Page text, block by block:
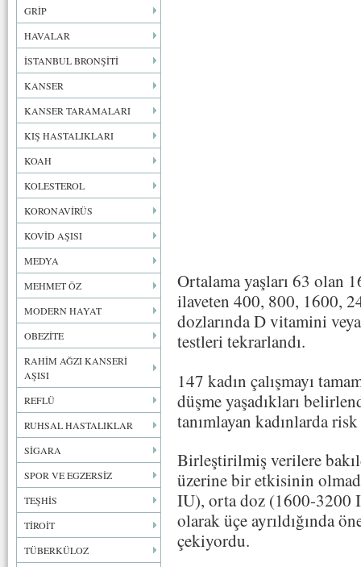
GRİP
HAVALAR
İSTANBUL BRONŞİTİ
KANSER
KANSER TARAMALARI
KIŞ HASTALIKLARI
KOAH
KOLESTEROL
KORONAVİRÜS
KOVİD AŞISI
MEDYA
MEHMET ÖZ
MODERN HAYAT
OBEZİTE
RAHİM AĞZI KANSERİ
AŞISI
REFLÜ
RUHSAL HASTALIKLAR
SİGARA
SPOR VE EGZERSİZ
TEŞHİS
TİROİT
TÜBERKÜLOZ
Ortalama yaşları 63 olan
ilaveten 400, 800, 1600,
dozlarında D vitamini
testleri tekrarlandı.
147 kadın çalışmayı
düşme yaşadıkları
tanımlayan kadınlarda
Birleştirilmiş verilere
üzerine bir etkisinin
IU), orta doz (1600-3200
olarak üçe ayrıldığında
çekiyordu.